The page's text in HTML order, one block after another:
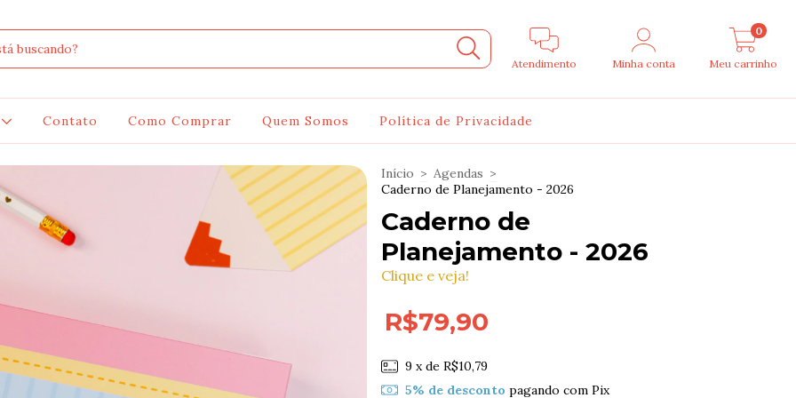
Atendimento Minha conta Meu carrinho
0
Contato Como Comprar Quem Somos Política de Privacidade
Início > Agendas >
Caderno de Planejamento - 2026
Caderno de
Planejamento - 2026
Clique e veja!
R$79,90
9 x de R$10,79
5% de desconto pagando com Pix